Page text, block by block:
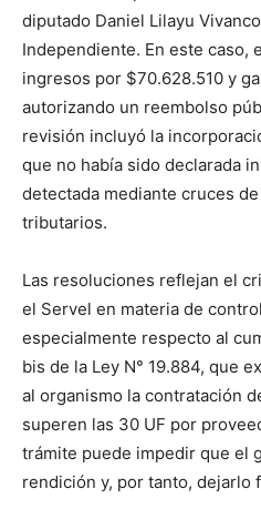
diputado Daniel Lilayu
Independiente. En este caso,
ingresos por $70.628.510 y
autorizando un reembolso
revisión incluyó la
que no había sido declarada
detectada mediante cruces
tributarios.
Las resoluciones reflejan el
el Servel en materia de
especialmente respecto al
bis de la Ley N° 19.884, que
al organismo la contratación
superen las 30 UF por
trámite puede impedir que el
rendición y, por tanto, dejarlo